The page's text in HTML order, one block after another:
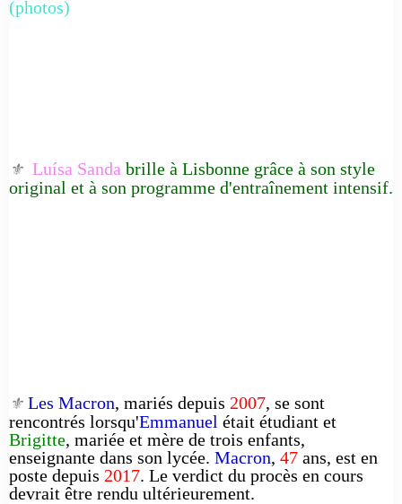
(photos)
⚜️ Luísa Sanda brille à Lisbonne grâce à son style
original et à son programme d'entraînement intensif.
⚜️ Les Macron, mariés depuis 2007, se sont
rencontrés lorsqu'Emmanuel était étudiant et
Brigitte, mariée et mère de trois enfants,
enseignante dans son lycée. Macron, 47 ans, est en
poste depuis 2017. Le verdict du procès en cours
devrait être rendu ultérieurement.